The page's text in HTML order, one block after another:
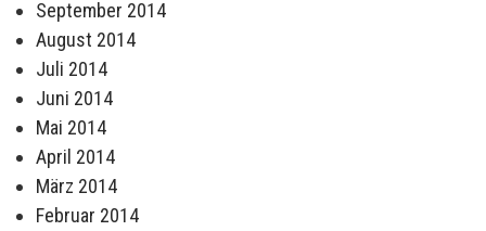
September 2014
August 2014
Juli 2014
Juni 2014
Mai 2014
April 2014
März 2014
Februar 2014